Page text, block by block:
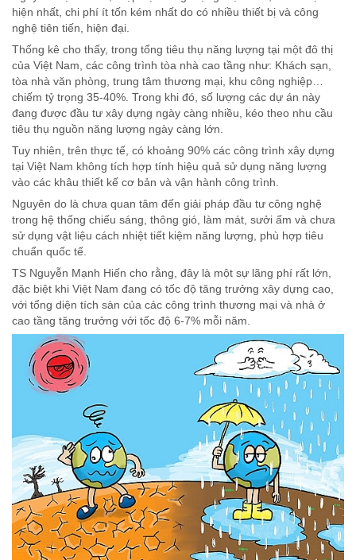
hiện nhất, chi phí ít tốn kém nhất do có nhiều thiết bị và công
nghệ tiên tiến, hiện đại.
Thống kê cho thấy, trong tổng tiêu thụ năng lượng tại một đô thị
của Việt Nam, các công trình tòa nhà cao tầng như: Khách sạn,
tòa nhà văn phòng, trung tâm thương mại, khu công nghiệp…
chiếm tỷ trọng 35-40%. Trong khi đó, số lượng các dự án này
đang được đầu tư xây dựng ngày càng nhiều, kéo theo nhu cầu
tiêu thụ nguồn năng lượng ngày càng lớn.
Tuy nhiên, trên thực tế, có khoảng 90% các công trình xây dựng
tại Việt Nam không tích hợp tính hiệu quả sử dụng năng lượng
vào các khâu thiết kế cơ bản và vận hành công trình.
Nguyên do là chưa quan tâm đến giải pháp đầu tư công nghệ
trong hệ thống chiếu sáng, thông gió, làm mát, sưởi ấm và chưa
sử dụng vật liệu cách nhiệt tiết kiệm năng lượng, phù hợp tiêu
chuẩn quốc tế.
TS Nguyễn Mạnh Hiến cho rằng, đây là một sự lãng phí rất lớn,
đặc biệt khi Việt Nam đang có tốc độ tăng trưởng xây dựng cao,
với tổng diện tích sàn của các công trình thương mại và nhà ở
cao tầng tăng trưởng với tốc độ 6-7% mỗi năm.